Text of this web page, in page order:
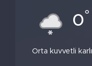
0°
Orta kuvvetli karlı